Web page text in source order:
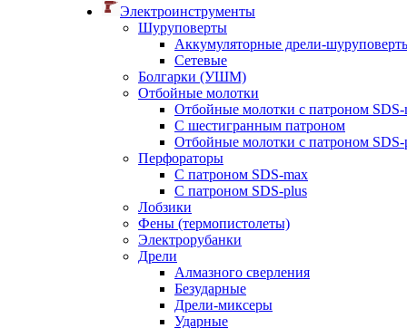
Электроинструменты
Шуруповерты
Аккумуляторные дрели-
Сетевые
Болгарки (УШМ)
Отбойные молотки
Отбойные молотки с патроном SDS-
С шестигранным патроном
Отбойные молотки с патроном SDS-
Перфораторы
С патроном SDS-max
С патроном SDS-plus
Лобзики
Фены (термопистолеты)
Электрорубанки
Дрели
Алмазного сверления
Безударные
Дрели-миксеры
Ударные